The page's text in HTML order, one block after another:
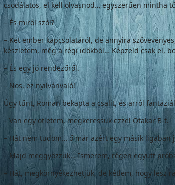
csodálatos, el kell olvasnod… egyszerűen mintha
– És miről szól?
– Két ember kapcsolatáról, de annyira
készletem, még a régi időkből… Képzeld csak el,
– És egy jó rendezőről.
– Nos, ez nyilvánvaló!
Úgy tűnt, Roman bekapta a csalit, és arról
– Van egy ötletem, megkeressük ezzel Otakar B-t.
– Hát nem tudom… ő már azért egy másik ligában
– Majd meggyőzzük… Ismerem, régen együtt
– Hát, megkörnyékezhetjük, de kétlem, hogy lesz